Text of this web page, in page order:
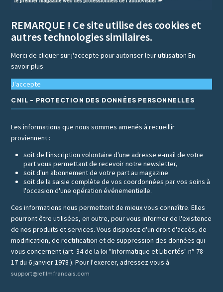
REMARQUE ! Ce site utilise des cookies et
autres technologies similaires.
Merci de cliquer sur j'accepte pour autoriser leur utilisationEn
savoir plus
J'accepte
CNIL - PROTECTION DES DONNÉES PERSONNELLES
Les informations que nous sommes amenés à recueillir
proviennent :
soit de l'inscription volontaire d'une adresse e-mail de votre
part vous permettant de recevoir notre newsletter,
soit d'un abonnement de votre part au magazine
soit de la saisie complète de vos coordonnées par vos soins à
l'occasion d'une opération événementielle.
Ces informations nous permettent de mieux vous connaître. Elles
pourront être utilisées, en outre, pour vous informer de l'existence
de nos produits et services. Vous disposez d'un droit d'accès, de
modification, de rectification et de suppression des données qui
vous concernent (art. 34 de la loi "Informatique et Libertés" n° 78-
17 du 6 janvier 1978 ). Pour l'exercer, adressez vous à
support@lefilmfrancais.com